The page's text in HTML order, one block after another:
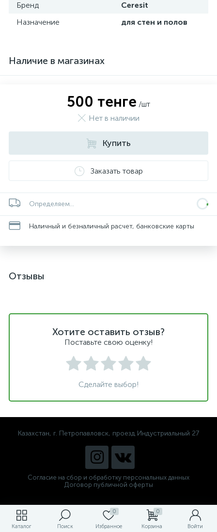
Каталог Поиск
0
Избранное
0
Корзина Войти
Бренд
Ceresit
Назначение
для стен и полов
Наличие в магазинах
500 тенге /шт
Нет в наличии
Купить
Заказать товар
Определяем...
Наличный и безналичный расчет, банковские карты
Отзывы
Хотите оставить отзыв?
Поставьте свою оценку!
Сделайте выбор!
Казахстан, г. Петропавловск, проезд Индустриальный 27
Согласие на сбор и обработку персональных данных
Договор публичной оферты